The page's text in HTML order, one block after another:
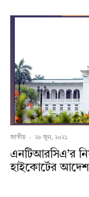
জাতীয় · ২৮ জুন, ২০২১
এনটিআরসিএ’র
হাইকোর্টের